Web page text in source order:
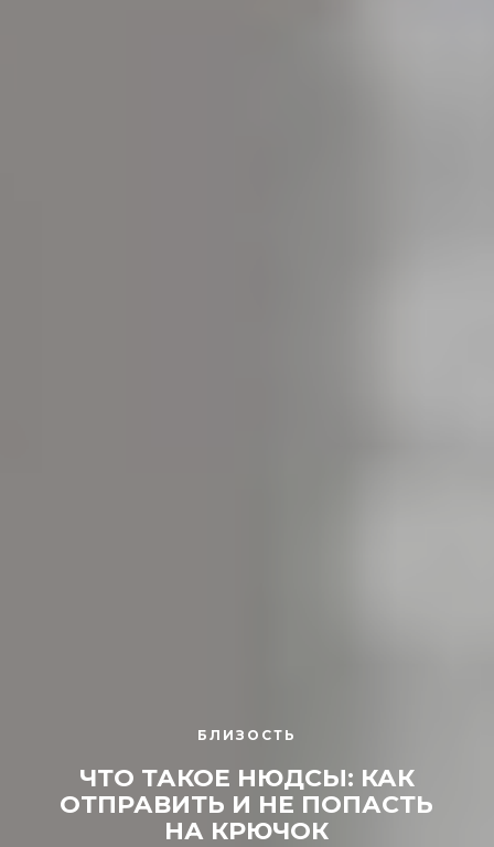
БЛИЗОСТЬ
ЧТО ТАКОЕ НЮДСЫ: КАК
ОТПРАВИТЬ И НЕ ПОПАСТЬ
НА КРЮЧОК